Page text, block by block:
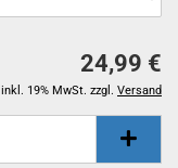
24,99 €
inkl. 19% MwSt. zzgl. Versand